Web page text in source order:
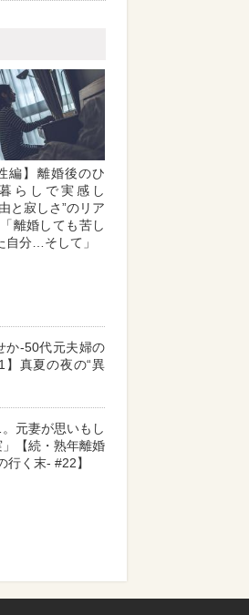
編】離婚後のひ
らしで実感し
と寂しさ”のリア
離婚しても苦し
自分…そして」
か-50代元夫婦の
真夏の夜の“異
元妻が思いもし
【続・熟年離婚
行く末- #22】